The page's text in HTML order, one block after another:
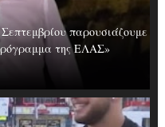
παρουσιάζουμε
της ΕΛΑΣ»